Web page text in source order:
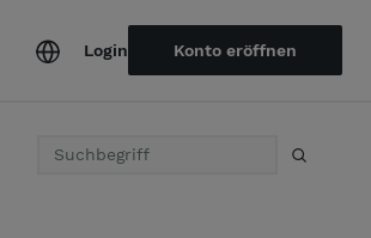
Login Konto eröffnen